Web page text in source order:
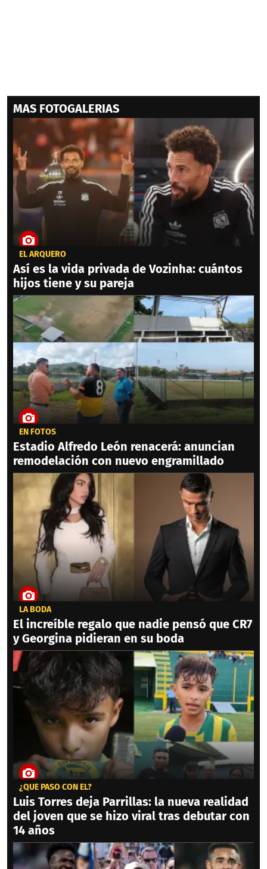
MAS FOTOGALERIAS
EL ARQUERO
Así es la vida privada de Vozinha: cuántos
hijos tiene y su pareja
EN FOTOS
Estadio Alfredo León renacerá: anuncian
remodelación con nuevo engramillado
LA BODA
El increíble regalo que nadie pensó que CR7
y Georgina pidieran en su boda
¿QUÉ PASÓ CON ÉL?
Luis Torres deja Parrillas: la nueva realidad
del joven que se hizo viral tras debutar con
14 años